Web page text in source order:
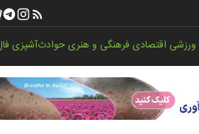
ورزشی اقتصادیفرهنگی و هنریحوادثآشپزی